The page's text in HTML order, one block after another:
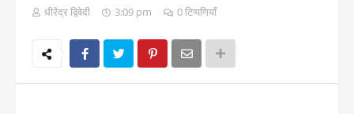
धीरेंद्र द्विवेदी 3:09 pm 0 टिप्पणियाँ